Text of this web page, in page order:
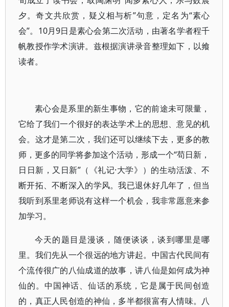
夕。奇文共欣赏，疑义相与析”句意，定名为“素心
会”。10月9日是素心会第二次活动，由著名学者程千
帆教授作学术演讲。兹根据演讲录音整理如下，以飨
读者。
素心会是系里的新生事物，它的前途未可限量，
它给了我们一个很好的表达学术上的思想、意见的机
会。这才是第二次，我们还可以继续下去，更多的教
师，更多的同学将参加这个活动，形成一个“苟日新，
日日新，又日新”（《礼记·大学》）的生动活泼、不
断开拓、不断深入的学风。我已退休好几年了，但当
我听到系里老师说有这样一个机会，我非常愿意来参
加学习。
今天的题目是漫谈，随便谈谈，谈到哪里是哪
里。我们先从一个很远的地方讲起。中国古代民间有
个流传很广的八仙成道的故事，讲八仙是如何成为神
仙的。中国神话、仙话的系统，它是属于民间创造
的，真正人民创造的神仙，多半都很富有人情味。八